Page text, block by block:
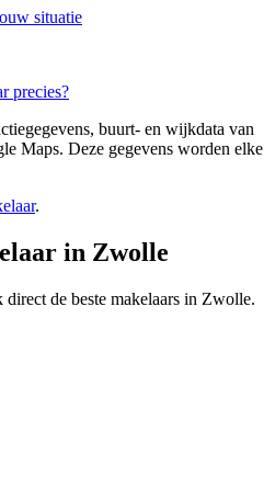
situatie
precies?
buurt- en wijkdata van
Maps. Deze gegevens worden elke
.
in Zwolle
de beste makelaars in Zwolle.